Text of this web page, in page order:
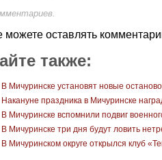
можете оставлять
также:
В Мичуринске установят новые
Накануне праздника в Мичуринске
В Мичуринске вспомнили подвиг
В Мичуринске три дня будут ловить
В Мичуринском округе открылся клуб